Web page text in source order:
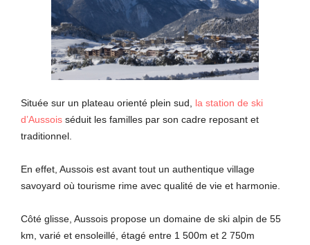
Située sur un plateau orienté plein sud, la station de ski
d’Aussois séduit les familles par son cadre reposant et
traditionnel.
En effet, Aussois est avant tout un authentique village
savoyard où tourisme rime avec qualité de vie et harmonie.
Côté glisse, Aussois propose un domaine de ski alpin de 55
km, varié et ensoleillé, étagé entre 1 500m et 2 750m